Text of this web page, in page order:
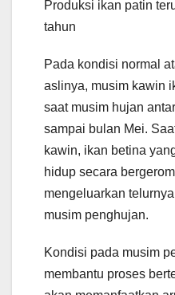
Produksi ikan patin
tahun
Pada kondisi normal
aslinya, musim kawin
saat musim hujan
sampai bulan Mei.
kawin, ikan betina
hidup secara
mengeluarkan
musim penghujan.
Kondisi pada musim
membantu proses